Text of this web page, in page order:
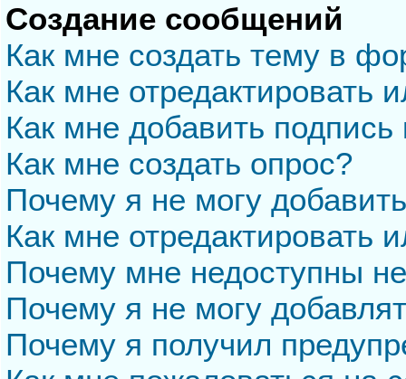
Создание сообщений
Как мне создать тему в
Как мне отредактировать
Как мне добавить
Как мне создать опрос?
Почему я не могу
Как мне отредактировать
Почему мне недоступны
Почему я не могу
Почему я получил